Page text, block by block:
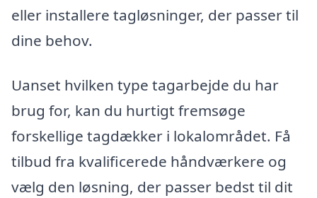
eller installere tagløsninger, der passer til
dine behov.
Uanset hvilken type tagarbejde du har
brug for, kan du hurtigt fremsøge
forskellige tagdækker i lokalområdet. Få
tilbud fra kvalificerede håndværkere og
vælg den løsning, der passer bedst til dit